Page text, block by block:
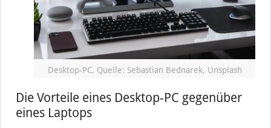
Desktop-PC, Quelle: Sebastian Bednarek, Unsplash
Die Vorteile eines Desktop-PC gegenüber
eines Laptops